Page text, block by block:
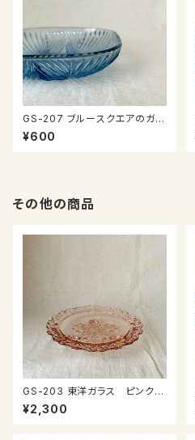
GS-207 ブルースクエアのガラ
ス器
¥600
その他の商品
GS-203 東洋ガラス ピンクの
ガラスプレート
¥2,300